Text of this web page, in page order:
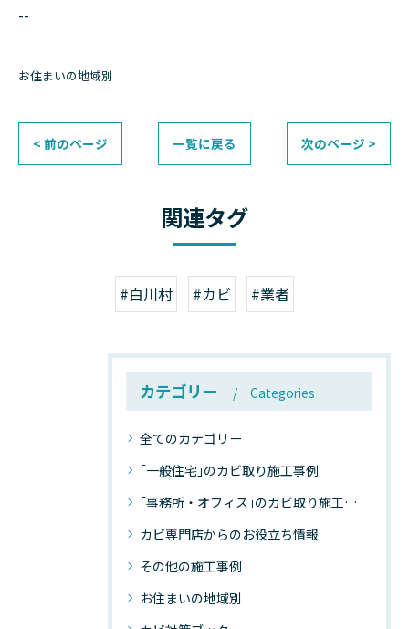
--
お住まいの地域別
< 前のページ 一覧に戻る 次のページ >
関連タグ
#白川村 #カビ #業者
カテゴリー Categories
全てのカテゴリー
｢一般住宅｣のカビ取り施工事例
｢事務所・オフィス｣のカビ取り施工事例
カビ専門店からのお役立ち情報
その他の施工事例
お住まいの地域別